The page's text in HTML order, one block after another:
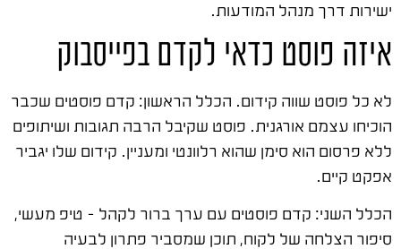
ישירות דרך מנהל המודעות.
איזה פוסט כדאי לקדם בפייסבוק
לא כל פוסט שווה קידום. הכלל הראשון: קדם פוסטים שכבר
הוכיחו עצמם אורגנית. פוסט שקיבל הרבה תגובות ושיתופים
ללא פרסום הוא סימן שהוא רלוונטי ומעניין. קידום שלו יגביר
אפקט קיים.
הכלל השני: קדם פוסטים עם ערך ברור לקהל – טיפ מעשי,
סיפור הצלחה של לקוח, תוכן שמסביר פתרון לבעיה